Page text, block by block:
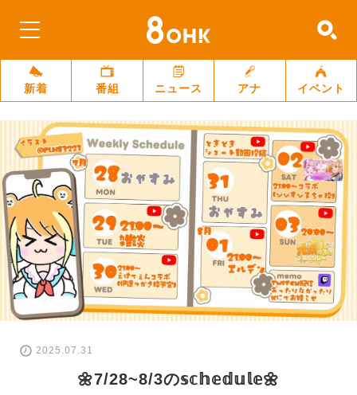
新着 番組 ニュース アナ イベント
2025.07.31
🌼7/28~8/3の𝕤𝕔𝕙𝕖𝕕𝕦𝕝𝕖🌼